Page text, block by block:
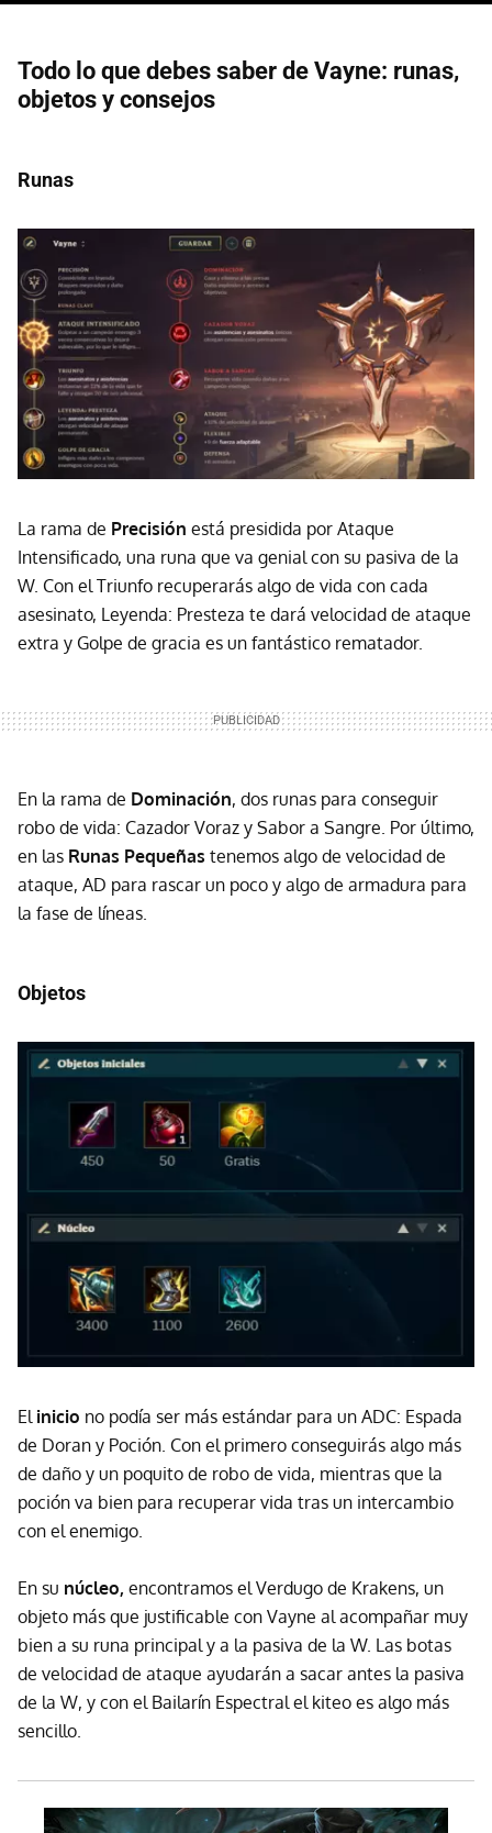
Todo lo que debes saber de Vayne: runas,
objetos y consejos
Runas
La rama de Precisión está presidida por Ataque
Intensificado, una runa que va genial con su pasiva de la
W. Con el Triunfo recuperarás algo de vida con cada
asesinato, Leyenda: Presteza te dará velocidad de ataque
extra y Golpe de gracia es un fantástico rematador.
En la rama de Dominación, dos runas para conseguir
robo de vida: Cazador Voraz y Sabor a Sangre. Por último,
en las Runas Pequeñas tenemos algo de velocidad de
ataque, AD para rascar un poco y algo de armadura para
la fase de líneas.
Objetos
El inicio no podía ser más estándar para un ADC: Espada
de Doran y Poción. Con el primero conseguirás algo más
de daño y un poquito de robo de vida, mientras que la
poción va bien para recuperar vida tras un intercambio
con el enemigo.
En su núcleo, encontramos el Verdugo de Krakens, un
objeto más que justificable con Vayne al acompañar muy
bien a su runa principal y a la pasiva de la W. Las botas
de velocidad de ataque ayudarán a sacar antes la pasiva
de la W, y con el Bailarín Espectral el kiteo es algo más
sencillo.